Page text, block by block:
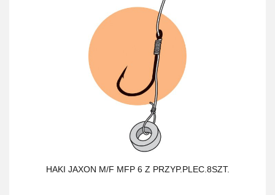
HAKI JAXON M/F MFP 6 Z PRZYP.PLEC.8SZT.